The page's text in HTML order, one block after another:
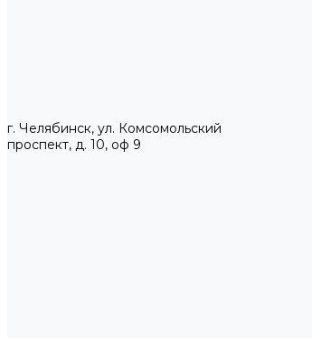
г. Челябинск, ул. Комсомольский
проспект, д. 10, оф 9